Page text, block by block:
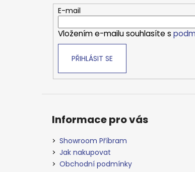
E-mail
Vložením e-mailu souhlasíte s
PŘIHLÁSIT SE
Informace pro vás
Showroom Příbram
Jak nakupovat
Obchodní podmínky